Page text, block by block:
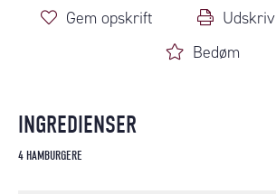
Gem opskrift Udskriv
Bedøm
INGREDIENSER
4 HAMBURGERE